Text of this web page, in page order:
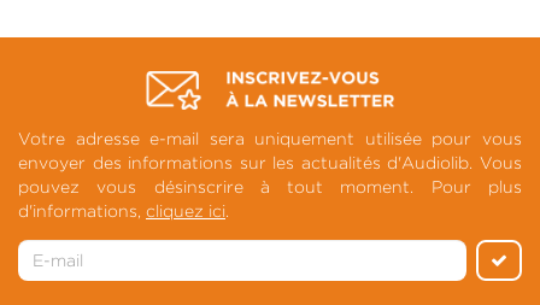
Votre adresse e-mail sera uniquement utilisée pour vous
envoyer des informations sur les actualités d'Audiolib. Vous
pouvez vous désinscrire à tout moment. Pour plus
d'informations, cliquez ici.